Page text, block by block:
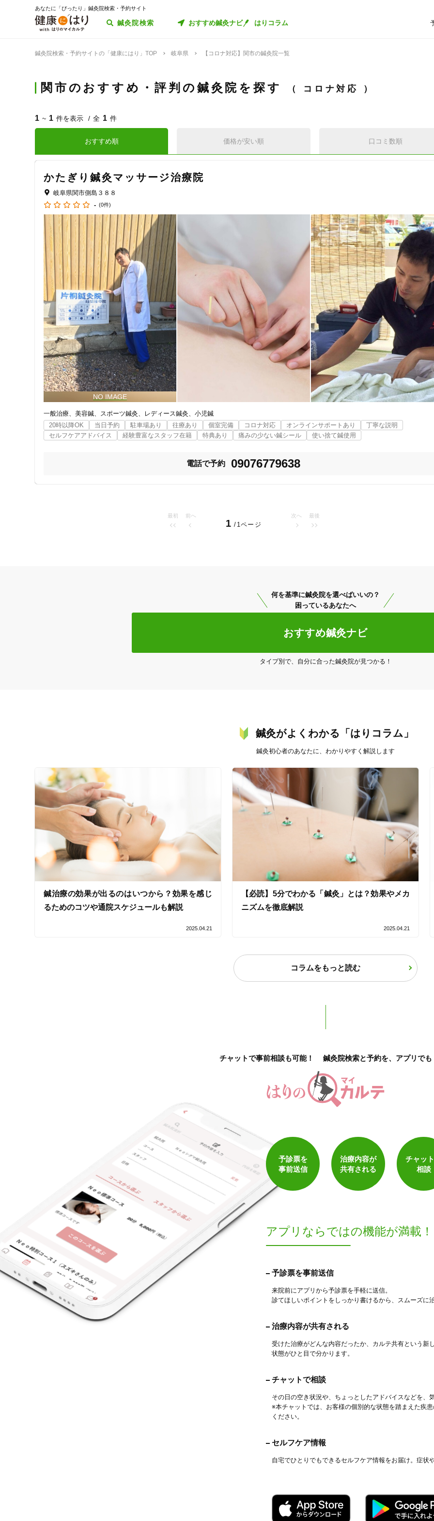
あなたに「ぴったり」鍼灸院検索・予約サイト
鍼灸院検索 おすすめ鍼灸ナビ はりコラム
鍼灸院検索・予約サイトの「健康にはり」TOP 岐阜県 【コロナ対応】関市の鍼灸院一覧
関市のおすすめ・評判の鍼灸院を探す コロナ対応
スポーツ鍼灸
駅近 往療あり
設備の特徴
キッズスペースあり バリアフリー 個室完備
女性向けの特徴
女性スタッフ在籍
接客・サービスの特徴
コロナ対応 オンラインサポートあり
経験豊富なスタッフ在籍
トライアルコースあり
1 検索結果を見る
1 ~ 1 件を表示 全 1 件
おすすめ順 価格が安い順 口コミ数順
かたぎり鍼灸マッサージ治療院
岐阜県関市側島３８８
- (0件)
一般治療 美容鍼 スポーツ鍼灸 レディース鍼灸
小児鍼
20時以降OK
当日予約 駐車場あり 往療あり 個室完備 コロナ対応 オンラインサポートあり
丁寧な説明
セルフケアアドバイス
経験豊富なスタッフ在籍 特典あり 痛みの少ない鍼シール 使い捨て鍼使用
電話で予約 09076779638
最初 前へ
1 /1ページ
次へ 最後
「健康にはりを見た」
何を基準に鍼灸院を選べばいいの？
困っているあなたへ
おすすめ鍼灸ナビ
タイプ別で、自分に合った鍼灸院が見つかる！
鍼灸がよくわかる「はりコラム」
鍼灸初心者のあなたに、わかりやすく解説します
鍼治療の効果が出るのはいつから？効果を感じ
るためのコツや通院スケジュールも解説
2025.04.21
【必読】5分でわかる「鍼灸」とは？効果やメカ
ニズムを徹底解説
2025.04.21
コラムをもっと読む
チャットで事前相談も可能！ 鍼灸院検索と予約を、アプリでも
予診票を
事前送信
治療内容が
共有される
チャッ
相談
アプリならではの機能が満載！
予診票を事前送信
来院前にアプリから予診票を手軽に送信。
診てほしいポイントをしっかり書けるから、スムーズに
治療内容が共有される
受けた治療がどんな内容だったか、カルテ共有という
状態がひと目で分かります。
チャットで相談
その日の空き状況や、ちょっとしたアドバイスなどを、
※本チャットでは、お客様の個別的な状態を踏まえた疾
ください。
セルフケア情報
自宅でひとりでもできるセルフケア情報をお届け。症状